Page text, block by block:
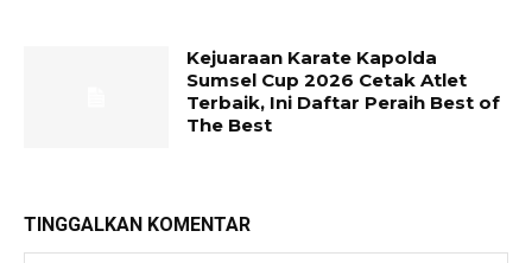
Kejuaraan Karate Kapolda
Sumsel Cup 2026 Cetak Atlet
Terbaik, Ini Daftar Peraih Best of
The Best
TINGGALKAN KOMENTAR